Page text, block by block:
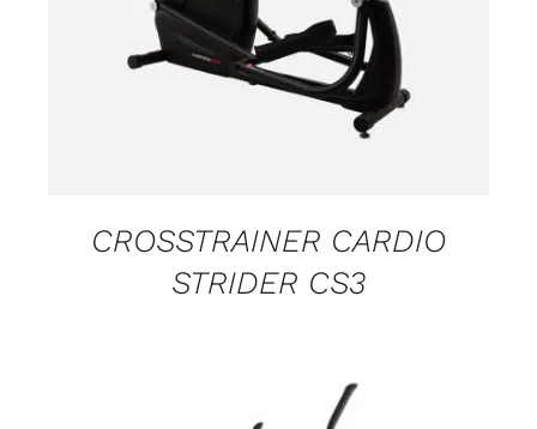
CROSSTRAINER CARDIO
STRIDER CS3